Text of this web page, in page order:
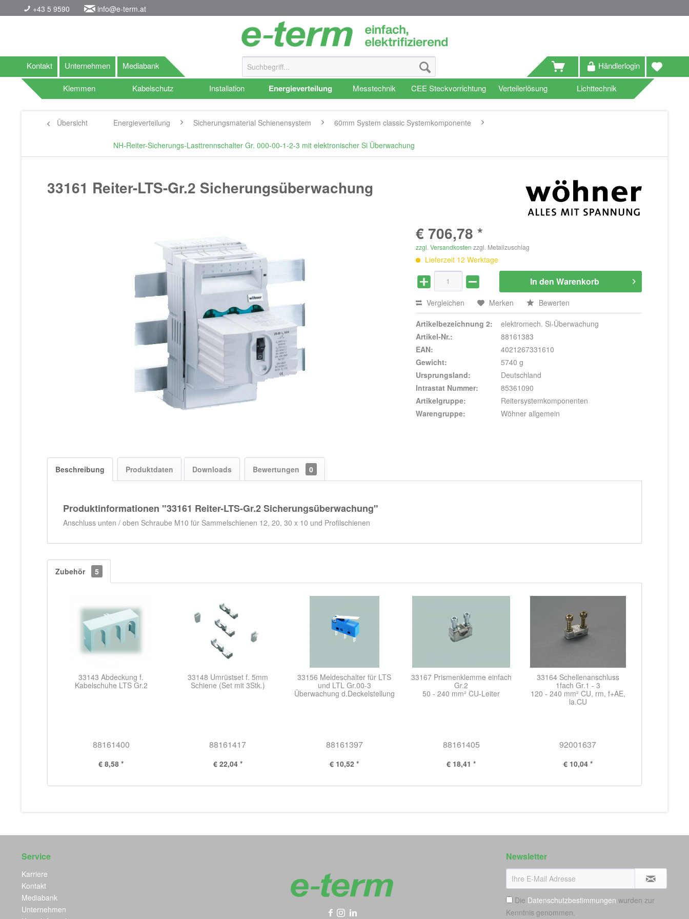
+43 5 9590 info@e-term.at
Kontakt Unternehmen Mediabank Händlerlogin
Klemmen Kabelschutz Installation Energieverteilung Messtechnik CEE Steckvorrichtung Verteilerlösung Lichttechnik
Übersicht Energieverteilung Sicherungsmaterial Schienensystem 60mm System classic Systemkomponente
NH-Reiter-Sicherungs-Lasttrennschalter Gr. 000-00-1-2-3 mit elektronischer Si Überwachung
33161 Reiter-LTS-Gr.2 Sicherungsüberwachung
€ 706,78 *
zzgl. Versandkosten zzgl. Metallzuschlag
Lieferzeit 12 Werktage
In den Warenkorb
Vergleichen Merken Bewerten
Artikelbezeichnung 2:
elektromech. Si-Überwachung
Artikel-Nr.:
88161383
EAN:
4021267331610
Gewicht:
5740 g
Ursprungsland:
Deutschland
Intrastat Nummer:
85361090
Artikelgruppe:
Reitersystemkomponenten
Warengruppe:
Wöhner allgemein
Beschreibung Produktdaten Downloads Bewertungen 0
Produktinformationen "33161 Reiter-LTS-Gr.2 Sicherungsüberwachung"
Anschluss unten / oben Schraube M10 für Sammelschienen 12, 20, 30 x 10 und Profilschienen
Zubehör 5
33143 Abdeckung f.
Kabelschuhe LTS Gr.2
88161400
€ 8,58 *
33148 Umrüstset f. 5mm
Schiene (Set mit 3Stk.)
88161417
€ 22,04 *
33156 Meldeschalter für LTS
und LTL Gr.00-3
Überwachung d.Deckelstellung
88161397
€ 10,52 *
33167 Prismenklemme einfach
Gr.2
50 - 240 mm² CU-Leiter
88161405
€ 18,41 *
33164 Schellenanschluss
1fach Gr.1 - 3
120 - 240 mm² CU, rm, f+AE,
la.CU
92001637
€ 10,04 *
Service
Karriere
Kontakt
Mediabank
Unternehmen
Newsletter
Die Datenschutzbestimmungen wurden zur
Kenntnis genommen.